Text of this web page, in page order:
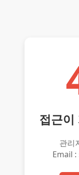
접근이
관리
Email